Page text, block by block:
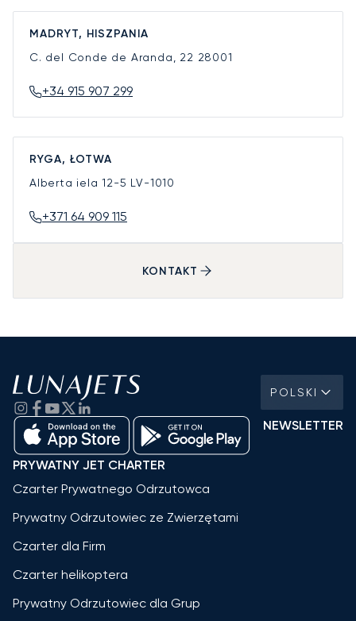
MADRYT, HISZPANIA
C. del Conde de Aranda, 22 28001
+34 915 907 299
RYGA, ŁOTWA
Alberta iela 12-5 LV-1010
+371 64 909 115
KONTAKT
POLSKI
NEWSLETTER
PRYWATNY JET CHARTER
Czarter Prywatnego Odrzutowca
Prywatny Odrzutowiec ze Zwierzętami
Czarter dla Firm
Czarter helikoptera
Prywatny Odrzutowiec dla Grup